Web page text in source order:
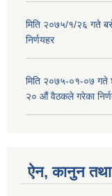
मिति २०७५/१/२६ गते
निर्णयहर
मिति २०७५-०१-०७ गते
२० औं वैठकले गरेका
ऐन, कानुन तथा